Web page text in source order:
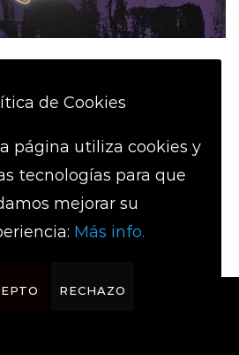
MÁS
de Cookies
página utiliza cookies y
tecnologías para que
mejorar su
Más info.
RECHAZO